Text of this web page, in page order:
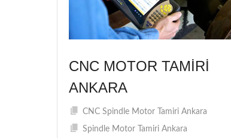
CNC MOTOR TAMIRI
ANKARA
CNC Spindle Motor Tamiri Ankara
Spindle Motor Tamiri Ankara